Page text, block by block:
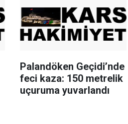
Palandöken Geçidi’nde
feci kaza: 150 metrelik
uçuruma yuvarlandı